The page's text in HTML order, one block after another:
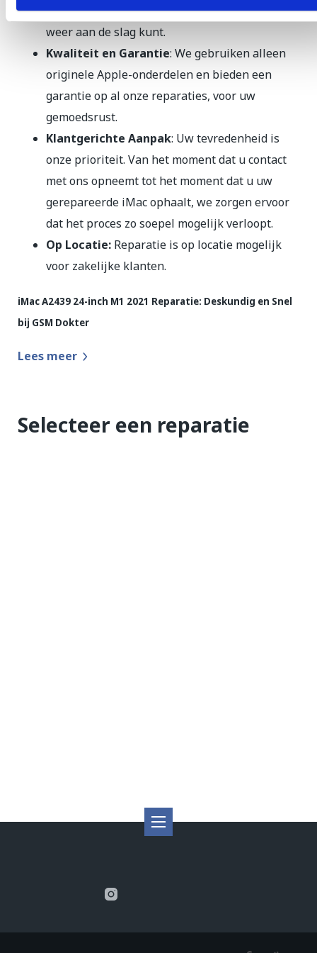
day reparaties aan, zodat u zo snel mogelijk
weer aan de slag kunt.
Kwaliteit en Garantie: We gebruiken alleen
originele Apple-onderdelen en bieden een
garantie op al onze reparaties, voor uw
gemoedsrust.
Klantgerichte Aanpak: Uw tevredenheid is
onze prioriteit. Van het moment dat u contact
met ons opneemt tot het moment dat u uw
gerepareerde iMac ophaalt, we zorgen ervoor
dat het proces zo soepel mogelijk verloopt.
Op Locatie: Reparatie is op locatie mogelijk
voor zakelijke klanten.
iMac A2439 24-inch M1 2021 Reparatie: Deskundig en Snel
bij GSM Dokter
Lees meer
Selecteer een reparatie